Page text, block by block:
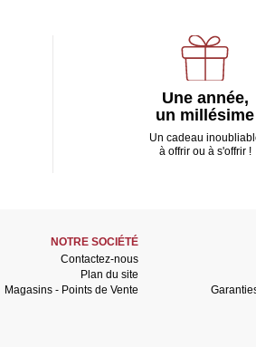
Une année,
un millésime
Un cadeau
à offrir ou à s'offrir !
NOTRE SOCIÉTÉ
Contactez-nous
Plan du site
Magasins - Points de Vente